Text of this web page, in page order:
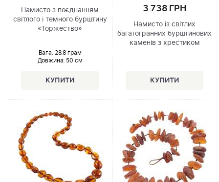
Намисто з поєднанням
світлого і темного бурштину
«Торжество»
Вага: 28.8 грам
Довжина: 50 см
3 738 ГРН
Намисто із світлих
багатогранних бурштинових
каменів з хрестиком